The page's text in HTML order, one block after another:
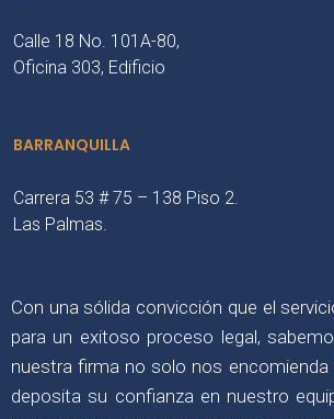
Calle 18 No. 101A-80,
Oficina 303, Edificio
BARRANQUILLA
Carrera 53 # 75 – 138 Piso 2.
Las Palmas.
Con una sólida convicción que el
para un exitoso proceso legal,
nuestra firma no solo nos
deposita su confianza en nuestro